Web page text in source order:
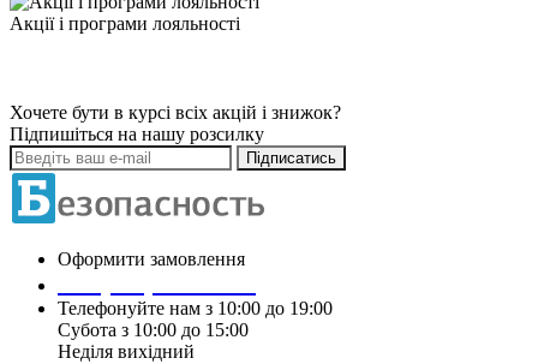
Акції і програми лояльності
Хочете бути в курсі всіх акцій і знижок?
Підпишіться на нашу розсилку
Підписатись
Оформити замовлення
Телефонуйте нам з 10:00 до 19:00
Субота з 10:00 до 15:00
Неділя вихідний